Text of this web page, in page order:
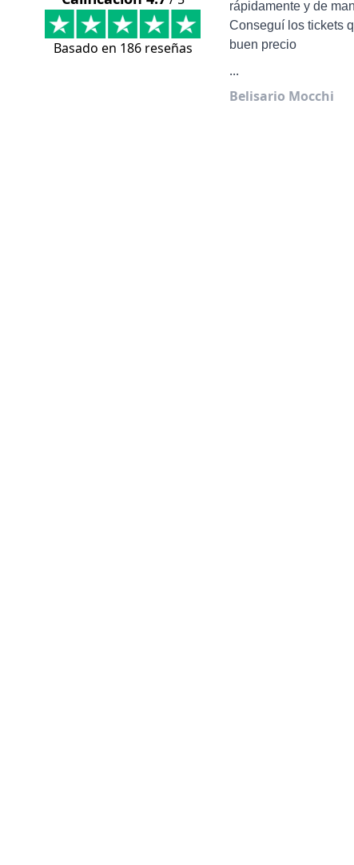
Basado en 186 reseñas
rápidamente y de
Conseguí los tickets
buen precio
...
Belisario Mocchi